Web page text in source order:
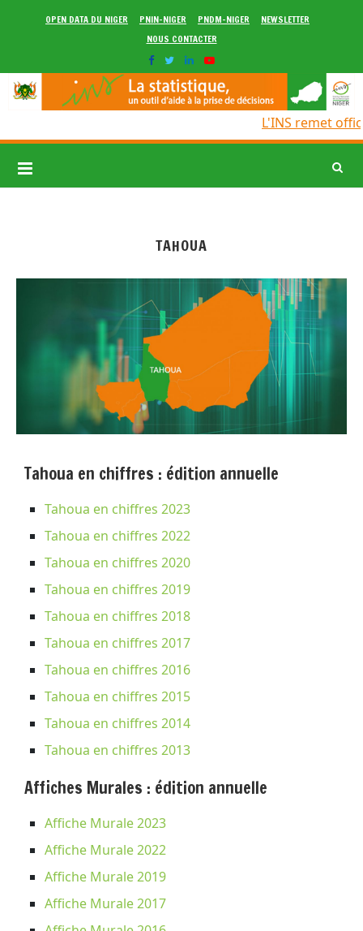
OPEN DATA DU NIGER PNIN-NIGER PNDM-NIGER
NEWSLETTER
NOUS CONTACTER
L'INS remet
TAHOUA
Tahoua en chiffres : édition annuelle
Tahoua en chiffres 2023
Tahoua en chiffres 2022
Tahoua en chiffres 2020
Tahoua en chiffres 2019
Tahoua en chiffres 2018
Tahoua en chiffres 2017
Tahoua en chiffres 2016
Tahoua en chiffres 2015
Tahoua en chiffres 2014
Tahoua en chiffres 2013
Affiches Murales : édition annuelle
Affiche Murale 2023
Affiche Murale 2022
Affiche Murale 2019
Affiche Murale 2017